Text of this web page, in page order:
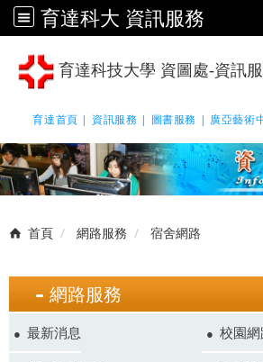
育達科大 資訊服務
育達科技大學 資圖處-資訊
育達首頁 | 資訊服務 | 圖書服務 | 廣亞藝術
首頁 網路服務 宿舍網路
網路服務
最新消息 校園